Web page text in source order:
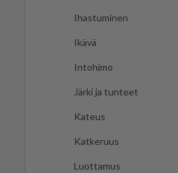
Ihastuminen
Ikävä
Intohimo
Järki ja tunteet
Kateus
Katkeruus
Luottamus